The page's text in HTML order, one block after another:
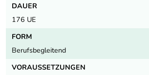
DAUER
176 UE
FORM
Berufsbegleitend
VORAUSSETZUNGEN